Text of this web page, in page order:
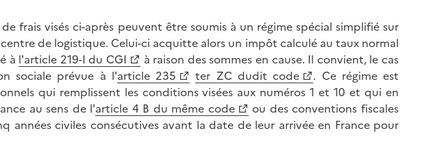
frais visés ci-après peuvent être soumis à un régime spécial simplifié sur
de logistique. Celui-ci acquitte alors un impôt calculé au taux normal
à l'article 219-I du CGI
à raison des sommes en cause. Il convient, le cas
sociale prévue à l'article 235 ter ZC dudit code
. Ce régime est
qui remplissent les conditions visées aux numéros 1 et 10 et qui en
au sens de l'article 4 B du même code
ou des conventions fiscales
années civiles consécutives avant la date de leur arrivée en France pour